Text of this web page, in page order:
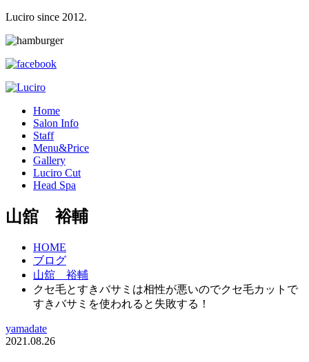
Luciro since 2012.
Home
Salon Info
Staff
Menu&Price
Gallery
Luciro Cut
Head Spa
山舘 裕輔
HOME
ブログ
山舘 裕輔
クセ毛とすきバサミは相性が悪いのでクセ毛カットで
すきバサミを使われると失敗する！
yamadate
2021.08.26